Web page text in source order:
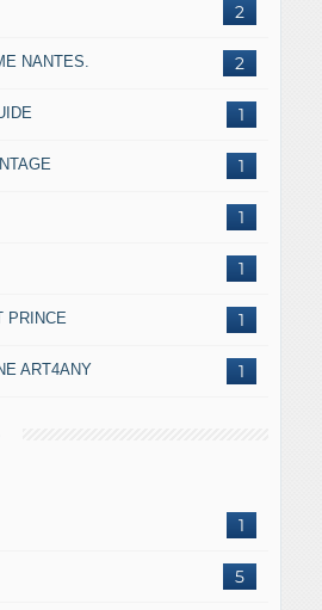
2
2
NANTES.
1
1
1
1
1
PRINCE
1
ART4ANY
1
5